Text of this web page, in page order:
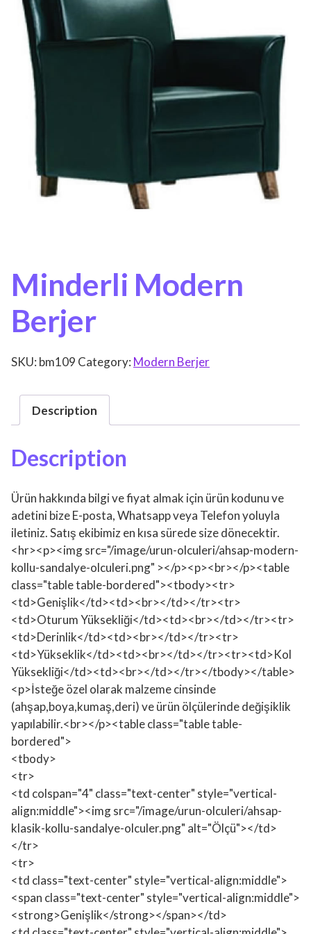
Minderli Modern
Berjer
SKU: bm109 Category: Modern Berjer
Description
Description
Ürün hakkında bilgi ve fiyat almak için ürün kodunu ve
adetini bize E-posta, Whatsapp veya Telefon yoluyla
iletiniz. Satış ekibimiz en kısa sürede size dönecektir.
<hr><p><img src="/image/urun-olculeri/ahsap-modern-
kollu-sandalye-olculeri.png" ></p><p><br></p><table
class="table table-bordered"><tbody><tr>
<td>Genişlik</td><td><br></td></tr><tr>
<td>Oturum Yüksekliği</td><td><br></td></tr><tr>
<td>Derinlik</td><td><br></td></tr><tr>
<td>Yükseklik</td><td><br></td></tr><tr><td>Kol
Yüksekliği</td><td><br></td></tr></tbody></table>
<p>İsteğe özel olarak malzeme cinsinde
(ahşap,boya,kumaş,deri) ve ürün ölçülerinde değişiklik
yapılabilir.<br></p><table class="table table-
bordered">
<tbody>
<tr>
<td colspan="4" class="text-center" style="vertical-
align:middle"><img src="/image/urun-olculeri/ahsap-
klasik-kollu-sandalye-olculer.png" alt="Ölçü"></td>
</tr>
<tr>
<td class="text-center" style="vertical-align:middle">
<span class="text-center" style="vertical-align:middle">
<strong>Genişlik</strong></span></td>